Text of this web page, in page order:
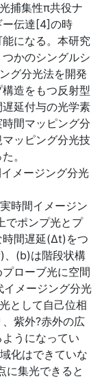
捕集性π共役ナ
ー伝達[4]の時
になる。本研究
かのシングルシ
グ分光法を開発
造をもつ反射型
延付与の光学素
間マッピング分
ッピング分光技
。
メージング分光
時間イメージン
でポンプ光とプ
時間遅延(Δt)をつ
、(b)は階段状構
ローブ光に空間
メージング分光
として自己位相
紫外?赤外の広
うになってい
化はできていな
に集光できると